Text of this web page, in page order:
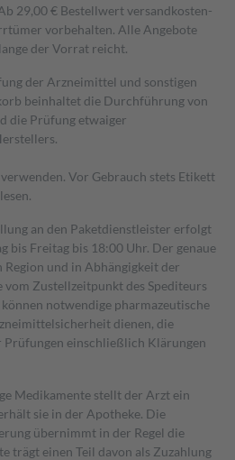
29,00 € Bestell­wert versand­kosten­
vorbehalten. Alle Angebote
der Vorrat reicht.
der Arzneimittel und sonstigen
beinhaltet die Durchführung von
die Prüfung etwaiger
Vor Gebrauch stets Etikett
an den Paketdienstleister erfolgt
bis Freitag bis 18:00 Uhr. Der genaue
und in Abhängigkeit der
Zustellzeitpunkt des Spediteurs
notwendige pharmazeutische
dienen, die
einschließlich Klärungen
Medikamente stellt der Arzt ein
sie in der Apotheke. Die
übernimmt in der Regel die
trägt einen Teil davon als Zuzahlung